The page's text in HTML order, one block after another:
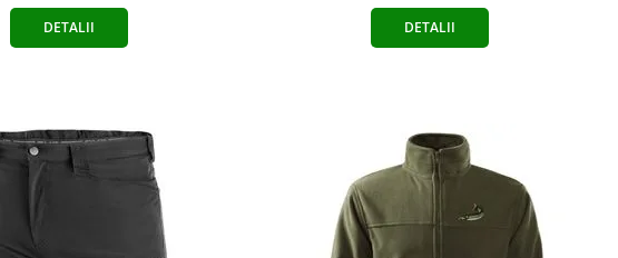
DETALII DETALII